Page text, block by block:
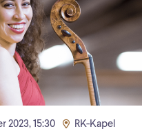
2023, 15:30 RK-Kapel